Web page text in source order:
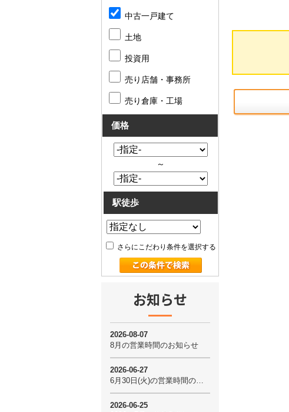
中古一戸建て
土地
投資用
売り店舗・事務所
売り倉庫・工場
価格
～
駅徒歩
さらにこだわり条件を選択する
お知らせ